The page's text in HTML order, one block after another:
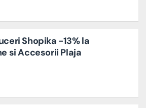
Shopika -13% la
si Accesorii Plaja